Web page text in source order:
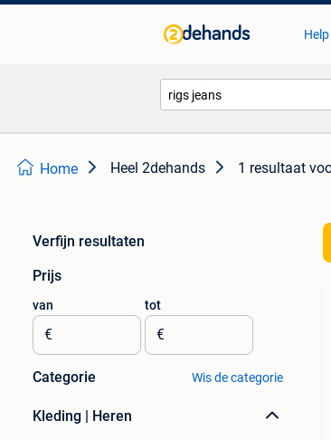
Home Heel 2dehands 1 resultaat
Verfijn resultaten
Prijs
van
€
tot
€
Categorie Wis de categorie
Kleding | Heren